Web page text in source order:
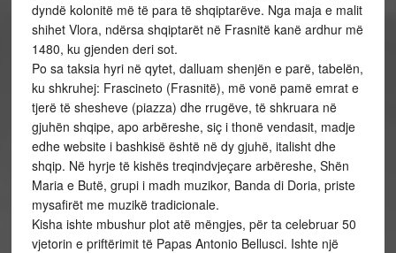
dyndë kolonitë më të para të shqiptarëve. Nga maja e malit
shihet Vlora, ndërsa shqiptarët në Frasnitë kanë ardhur më
1480, ku gjenden deri sot.
Po sa taksia hyri në qytet, dalluam shenjën e parë, tabelën,
ku shkruhej: Frascineto (Frasnitë), më vonë pamë emrat e
tjerë të shesheve (piazza) dhe rrugëve, të shkruara në
gjuhën shqipe, apo arbëreshe, siç i thonë vendasit, madje
edhe website i bashkisë është në dy gjuhë, italisht dhe
shqip. Në hyrje të kishës treqindvjeçare arbëreshe, Shën
Maria e Butë, grupi i madh muzikor, Banda di Doria, priste
mysafirët me muzikë tradicionale.
Kisha ishte mbushur plot atë mëngjes, për ta celebruar 50
vjetorin e priftërimit të Papas Antonio Bellusci. Ishte një